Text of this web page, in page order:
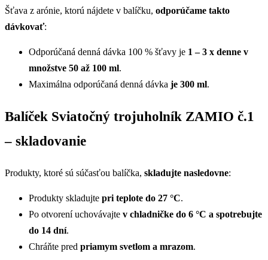
Šťava z arónie, ktorú nájdete v balíčku, odporúčame takto
dávkovať:
Odporúčaná denná dávka 100 % šťavy je 1 – 3 x denne v
množstve 50 až 100 ml.
Maximálna odporúčaná denná dávka je 300 ml.
Balíček Sviatočný trojuholník ZAMIO č.1
– skladovanie
Produkty, ktoré sú súčasťou balíčka, skladujte nasledovne:
Produkty skladujte pri teplote do 27 °C.
Po otvorení uchovávajte v chladničke do 6 °C a spotrebujte
do 14 dní.
Chráňte pred priamym svetlom a mrazom.